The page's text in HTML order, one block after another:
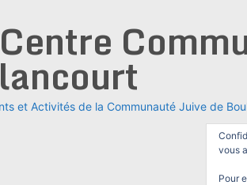
et Activités de la Communauté Juive de
vous
Pour